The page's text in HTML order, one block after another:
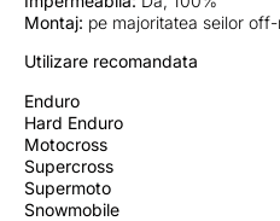
Montaj: pe majoritatea seilor
Utilizare recomandata
Enduro
Hard Enduro
Motocross
Supercross
Supermoto
Snowmobile